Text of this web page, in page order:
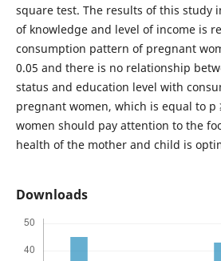
square test. The results of this study
of knowledge and level of income is
consumption pattern of pregnant
0.05 and there is no relationship
status and education level with
pregnant women, which is equal to p
women should pay attention to the
health of the mother and child is
Downloads